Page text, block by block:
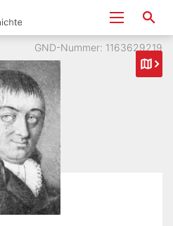
GND-Nummer: 1163629219